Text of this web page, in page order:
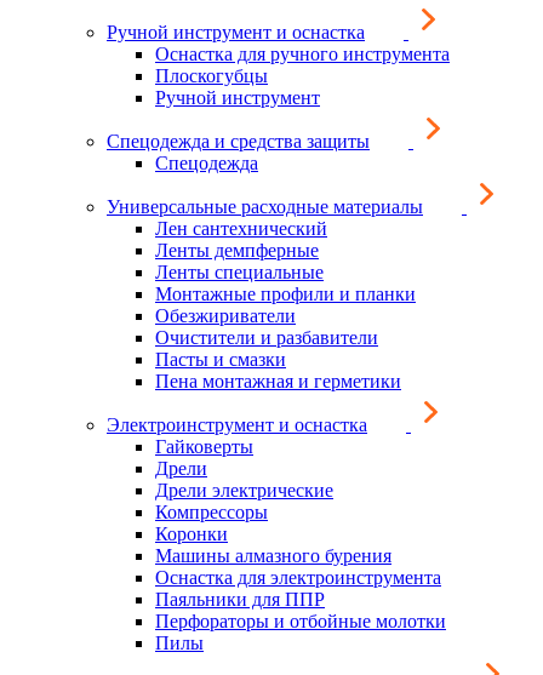
Ручной инструмент и оснастка
Оснастка для ручного инструмента
Плоскогубцы
Ручной инструмент
Спецодежда и средства защиты
Спецодежда
Универсальные расходные материалы
Лен сантехнический
Ленты демпферные
Ленты специальные
Монтажные профили и планки
Обезжириватели
Очистители и разбавители
Пасты и смазки
Пена монтажная и герметики
Электроинструмент и оснастка
Гайковерты
Дрели
Дрели электрические
Компрессоры
Коронки
Машины алмазного бурения
Оснастка для электроинструмента
Паяльники для ППР
Перфораторы и отбойные молотки
Пилы